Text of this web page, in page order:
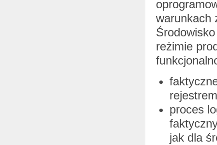
warunkach
reżimie
proces
jak dla